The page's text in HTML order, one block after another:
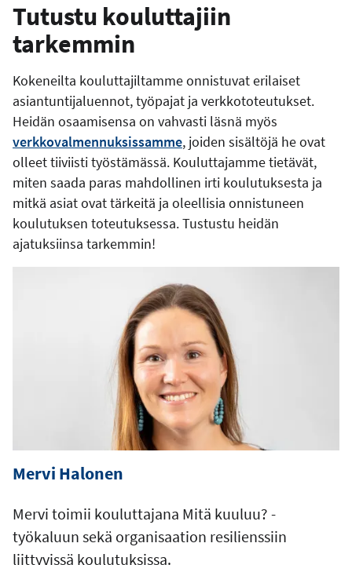
Tutustu kouluttajiin
tarkemmin
Kokeneilta kouluttajiltamme onnistuvat erilaiset
asiantuntijaluennot, työpajat ja verkkototeutukset.
Heidän osaamisensa on vahvasti läsnä myös
verkkovalmennuksissamme, joiden sisältöjä he ovat
olleet tiiviisti työstämässä. Kouluttajamme tietävät,
miten saada paras mahdollinen irti koulutuksesta ja
mitkä asiat ovat tärkeitä ja oleellisia onnistuneen
koulutuksen toteutuksessa. Tustustu heidän
ajatuksiinsa tarkemmin!
Mervi Halonen
Mervi toimii kouluttajana Mitä kuuluu? -
työkaluun sekä organisaation resilienssiin
liittyvissä koulutuksissa.